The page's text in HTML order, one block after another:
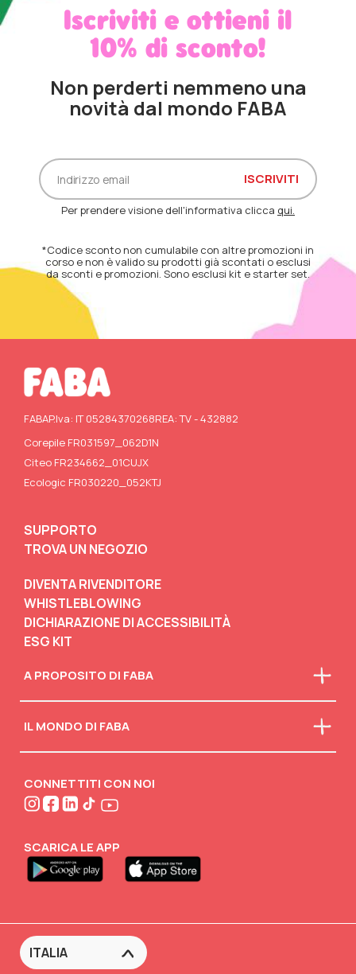
Iscriviti e ottieni il
10% di sconto!
Non perderti nemmeno una
novità dal mondo FABA
Per prendere visione dell'informativa clicca qui.
*Codice sconto non cumulabile con altre promozioni in
corso e non è valido su prodotti già scontati o esclusi
da sconti e promozioni. Sono esclusi kit e starter set.
FABAP.Iva: IT 05284370268REA: TV - 432882
Corepile FR031597_062D1N
Citeo FR234662_01CUJX
Ecologic FR030220_052KTJ
SUPPORTO
TROVA UN NEGOZIO
DIVENTA RIVENDITORE
WHISTLEBLOWING
DICHIARAZIONE DI ACCESSIBILITÀ
ESG KIT
A PROPOSITO DI FABA
La nostra mission
Faba in classe
IL MONDO DI FABA
Attività creative
FABA•BLOG
CONNETTITI CON NOI
SCARICA LE APP